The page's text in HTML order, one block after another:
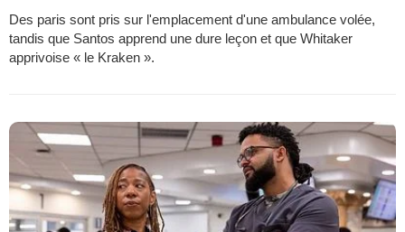
Des paris sont pris sur l'emplacement d'une ambulance volée,
tandis que Santos apprend une dure leçon et que Whitaker
apprivoise « le Kraken ».